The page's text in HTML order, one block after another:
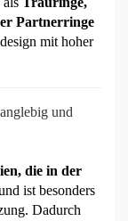
Partnerringe
mit hoher
und
die in der
ist besonders
Dadurch